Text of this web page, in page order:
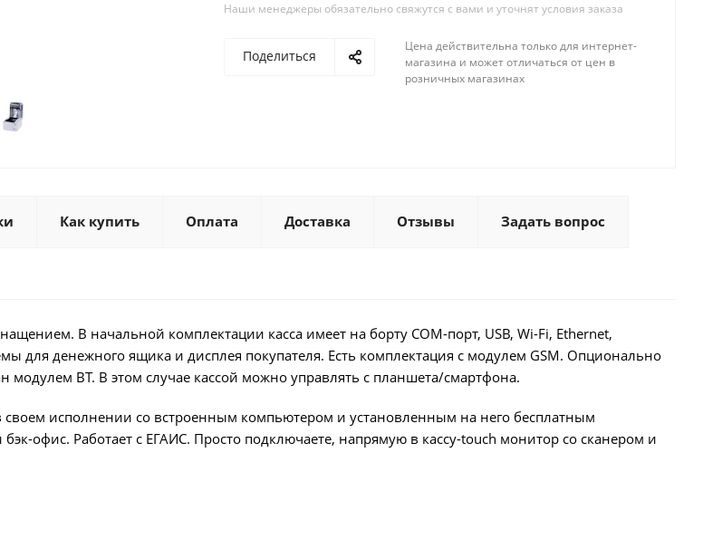
Наши менеджеры обязательно свяжутся с вами и уточнят условия заказа
Поделиться
Цена действительна только для интернет-
магазина и может отличаться от цен в
розничных магазинах
Как купить Оплата Доставка Отзывы Задать вопрос
В начальной комплектации касса имеет на борту СОМ-порт, USB, Wi-Fi, Ethernet,
для денежного ящика и дисплея покупателя. Есть комплектация с модулем GSM. Опционально
ВТ. В этом случае кассой можно управлять с планшета/смартфона.
исполнении со встроенным компьютером и установленным на него бесплатным
офис. Работает с ЕГАИС. Просто подключаете, напрямую в кассу-touch монитор со сканером и